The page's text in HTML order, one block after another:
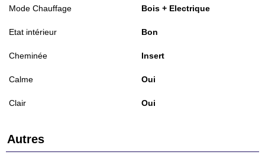
Mode Chauffage Bois + Electrique
Etat intérieur Bon
Cheminée Insert
Calme Oui
Clair Oui
Autres